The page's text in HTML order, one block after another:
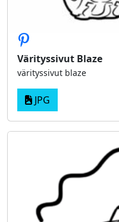
Värityssivut Blaze
värityssivut blaze
JPG